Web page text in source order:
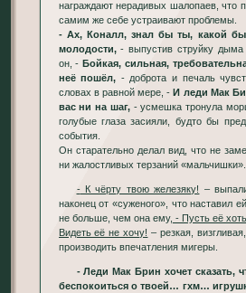
награждают нерадивых шалопаев, что
самим же себе устраивают проблемы.
- Ах, Коналл, знал бы ты, какой
молодости,- выпустив струйку дыма
он, -Бойкая, сильная,
неё пошёл, - доброта и печаль
словах в равной мере, - И леди Мак
вас ни на шаг,- усмешка тронула
голубые глаза засияли, будто бы
события.
Он старательно делал вид, что не
ни жалостливых терзаний «мальчишки».
- К чёрту твою железяку! –
наконец от «суженого», что наставил
не больше, чем она ему, - Пусть её
Видеть её не хочу! – резкая,
производить впечатления мигеры.
- Леди Мак Брин хочет сказать, что тебе не стоит
беспокоиться о твоей… гхм…